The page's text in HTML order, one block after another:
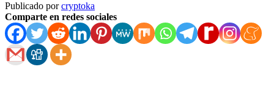
Publicado porcryptoka
Comparte en redes sociales